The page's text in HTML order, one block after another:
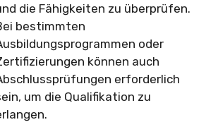
die Fähigkeiten zu überprüfen.
bestimmten
oder
können auch
erforderlich
um die Qualifikation zu